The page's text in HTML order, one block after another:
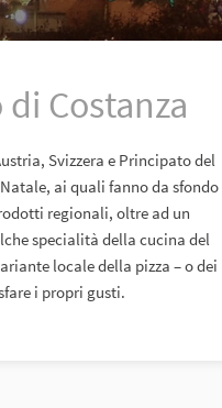
Costanza
Svizzera e Principato del
ai quali fanno da sfondo
regionali, oltre ad un
specialità della cucina del
locale della pizza – o dei
i propri gusti.